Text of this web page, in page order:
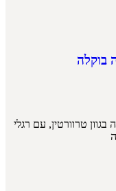
טרוורטין, עם רגלי